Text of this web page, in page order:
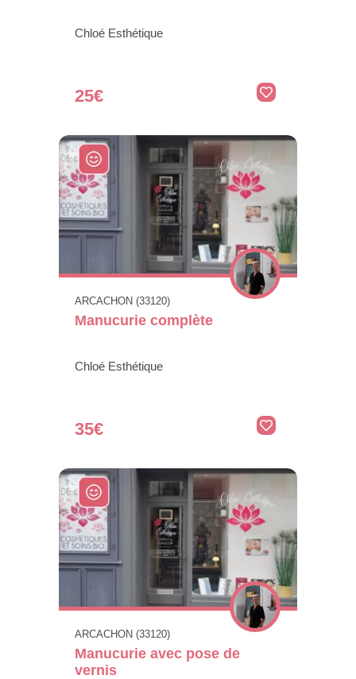
Chloé Esthétique
25€
ARCACHON (33120)
Manucurie complète
Chloé Esthétique
35€
ARCACHON (33120)
Manucurie avec pose de
vernis